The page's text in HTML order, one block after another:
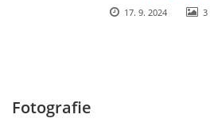
17. 9. 2024 3
Fotografie